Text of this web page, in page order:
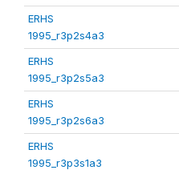
ERHS
1995_r3p2s4a3
ERHS
1995_r3p2s5a3
ERHS
1995_r3p2s6a3
ERHS
1995_r3p3s1a3